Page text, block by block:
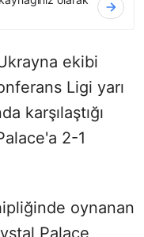
ekibi
Ligi yarı
karşılaştığı
2-1
oynanan
Palace,